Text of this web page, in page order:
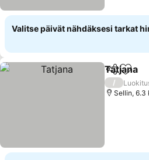
Valitse päivät nähdäksesi tarkat
Jaa Lisää
Tatjana
/
Sellin, 6.3